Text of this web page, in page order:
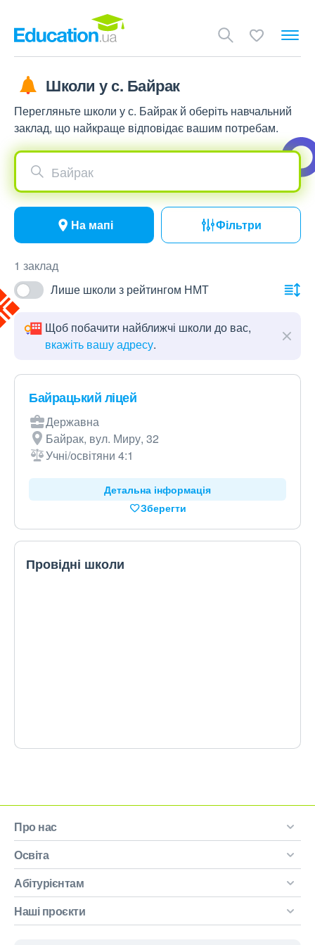
Школи у с. Байрак
Перегляньте школи у с. Байрак й оберіть навчальний
заклад, що найкраще відповідає вашим потребам.
Байрак
На мапі Фільтри
1 заклад
Лише школи з рейтингом НМТ
Щоб побачити найближчі школи до вас,
вкажіть вашу адресу.
Байрацький ліцей
Державна
Байрак, вул. Миру, 32
Учні/освітяни 4:1
Детальна інформація
Зберегти
Провідні школи
Про нас
Освіта
Абітурієнтам
Наші проєкти